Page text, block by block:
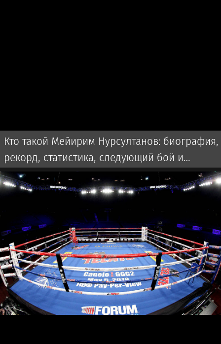
Кто такой Мейирим Нурсултанов: биография,
рекорд, статистика, следующий бой и
последние новости